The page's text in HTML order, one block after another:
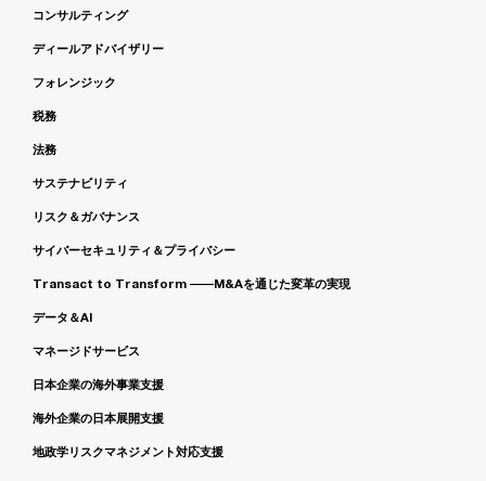
コンサルティング
ディールアドバイザリー
フォレンジック
税務
法務
サステナビリティ
リスク＆ガバナンス
サイバーセキュリティ＆プライバシー
Transact to Transform ――M&Aを通じた変革の実現
データ＆AI
マネージドサービス
日本企業の海外事業支援
海外企業の日本展開支援
地政学リスクマネジメント対応支援